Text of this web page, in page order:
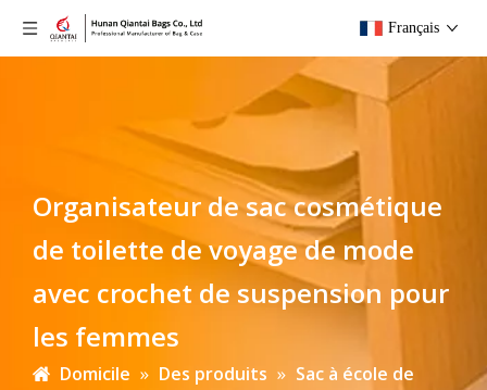
Français
Organisateur de sac cosmétique
de toilette de voyage de mode
avec crochet de suspension pour
les femmes
Domicile » Des produits » Sac à école de